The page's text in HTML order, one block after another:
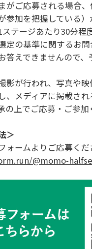
がご応募される場合
参加を把握している）
テージあたり30分程
定の基準に関するお問
答えできませんので、
影が行われ、写真や映
、メディアに掲載さ
の上でご応募・ご参加
＞
ォームよりご応募くだ
@momo-